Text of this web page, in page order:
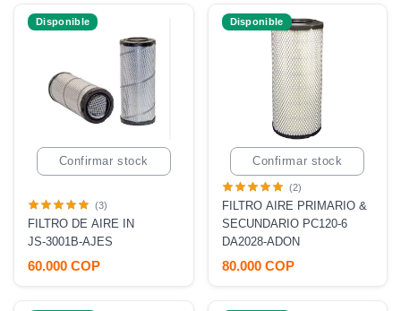
Confirmar stock
Disponible
(3)
FILTRO DE AIRE IN
JS-3001B-AJES
60.000 COP
Confirmar stock
Disponible
(2)
FILTRO AIRE PRIMARIO &
SECUNDARIO PC120-6
DA2028-ADON
80.000 COP